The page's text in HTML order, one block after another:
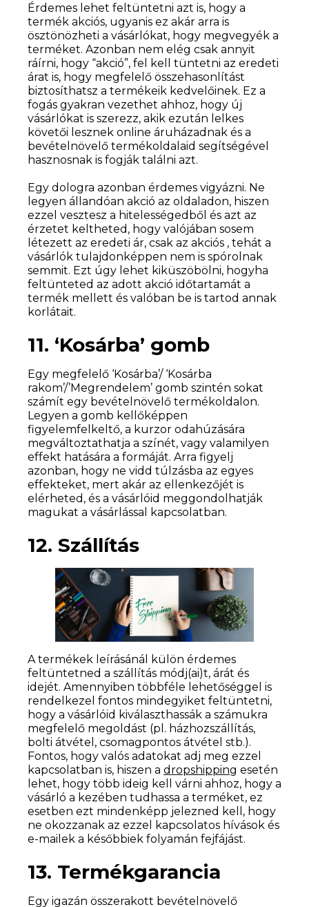
Érdemes lehet feltüntetni azt is, hogy a
termék akciós, ugyanis ez akár arra is
ösztönözheti a vásárlókat, hogy megvegyék a
terméket. Azonban nem elég csak annyit
ráírni, hogy “akció”, fel kell tüntetni az eredeti
árat is, hogy megfelelő összehasonlítást
biztosíthatsz a termékeik kedvelőinek. Ez a
fogás gyakran vezethet ahhoz, hogy új
vásárlókat is szerezz, akik ezután lelkes
követői lesznek online áruházadnak és a
bevételnövelő termékoldalaid segítségével
hasznosnak is fogják találni azt.
Egy dologra azonban érdemes vigyázni. Ne
legyen állandóan akció az oldaladon, hiszen
ezzel vesztesz a hitelességedből és azt az
érzetet keltheted, hogy valójában sosem
létezett az eredeti ár, csak az akciós , tehát a
vásárlók tulajdonképpen nem is spórolnak
semmit. Ezt úgy lehet kiküszöbölni, hogyha
feltünteted az adott akció időtartamát a
termék mellett és valóban be is tartod annak
korlátait.
11. ‘Kosárba’ gomb
Egy megfelelő ‘Kosárba’/ ‘Kosárba
rakom’/’Megrendelem’ gomb szintén sokat
számít egy bevételnövelő termékoldalon.
Legyen a gomb kellőképpen
figyelemfelkeltő, a kurzor odahúzására
megváltoztathatja a színét, vagy valamilyen
effekt hatására a formáját. Arra figyelj
azonban, hogy ne vidd túlzásba az egyes
effekteket, mert akár az ellenkezőjét is
elérheted, és a vásárlóid meggondolhatják
magukat a vásárlással kapcsolatban.
12. Szállítás
A termékek leírásánál külön érdemes
feltüntetned a szállítás módj(ai)t, árát és
idejét. Amennyiben többféle lehetőséggel is
rendelkezel fontos mindegyiket feltüntetni,
hogy a vásárlóid kiválaszthassák a számukra
megfelelő megoldást (pl. házhozszállítás,
bolti átvétel, csomagpontos átvétel stb.).
Fontos, hogy valós adatokat adj meg ezzel
kapcsolatban is, hiszen a dropshipping esetén
lehet, hogy több ideig kell várni ahhoz, hogy a
vásárló a kezében tudhassa a terméket, ez
esetben ezt mindenképp jelezned kell, hogy
ne okozzanak az ezzel kapcsolatos hívások és
e-mailek a későbbiek folyamán fejfájást.
13. Termékgarancia
Egy igazán összerakott bevételnövelő